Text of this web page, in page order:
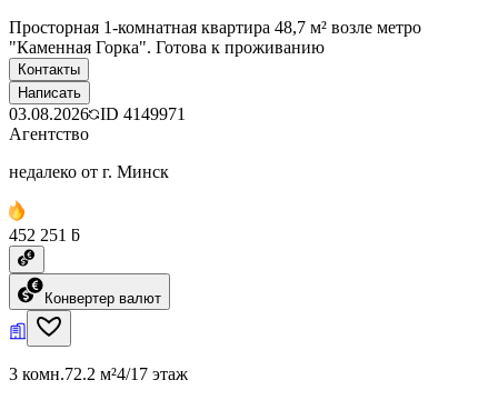
Просторная 1-комнатная квартира 48,7 м² возле метро
"Каменная Горка". Готова к проживанию
Контакты
Написать
03.08.2026 ID 4149971
Агентство
недалеко от г. Минск
452 251 ƃ
Конвертер валют
3 комн.72.2 м²4/17 этаж